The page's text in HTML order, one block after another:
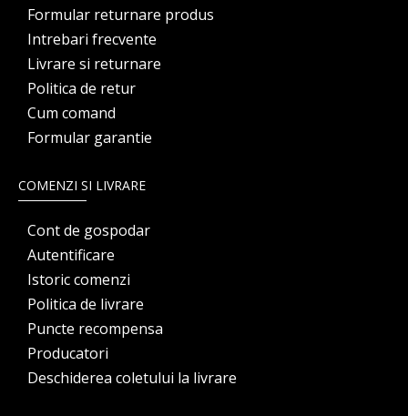
Formular returnare produs
Intrebari frecvente
Livrare si returnare
Politica de retur
Cum comand
Formular garantie
COMENZI SI LIVRARE
Cont de gospodar
Autentificare
Istoric comenzi
Politica de livrare
Puncte recompensa
Producatori
Deschiderea coletului la livrare